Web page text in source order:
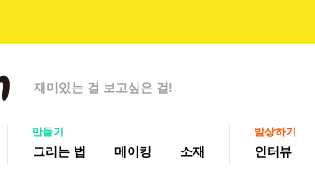
재미있는 걸 보고싶은 걸!
만들기
그리는 법 메이킹 소재
발상하기
인터뷰